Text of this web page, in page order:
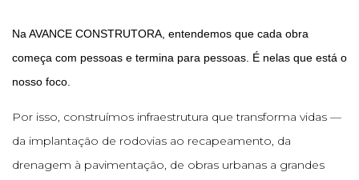
Na AVANCE CONSTRUTORA, entendemos que cada obra
começa com pessoas e termina para pessoas. É nelas que está o
nosso foco.
Por isso, construímos infraestrutura que transforma vidas —
da implantação de rodovias ao recapeamento, da
drenagem à pavimentação, de obras urbanas a grandes